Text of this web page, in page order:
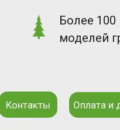
Контакты Оплата и
Более 100
моделей